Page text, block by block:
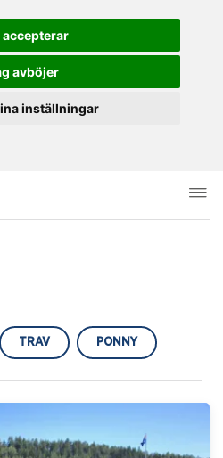
accepterar
avböjer
inställningar
TRAV PONNY